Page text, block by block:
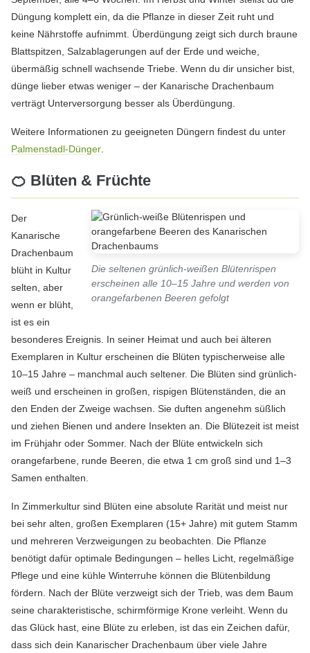
Düngung komplett ein, da die Pflanze in dieser Zeit ruht und
keine Nährstoffe aufnimmt. Überdüngung zeigt sich durch braune
Blattspitzen, Salzablagerungen auf der Erde und weiche,
übermäßig schnell wachsende Triebe. Wenn du dir unsicher bist,
dünge lieber etwas weniger – der Kanarische Drachenbaum
verträgt Unterversorgung besser als Überdüngung.
Weitere Informationen zu geeigneten Düngern findest du unter
Palmenstadl-Dünger
🍊 Blüten & Früchte
Die seltenen grünlich-weißen Blütenrispen
erscheinen alle 10–15 Jahre und werden von
orangefarbenen Beeren gefolgt
Der
Kanarische
Drachenbaum
blüht in Kultur
selten, aber
wenn er blüht,
ist es ein
besonderes Ereignis. In seiner Heimat und auch bei älteren
Exemplaren in Kultur erscheinen die Blüten typischerweise alle
10–15 Jahre – manchmal auch seltener. Die Blüten sind grünlich-
weiß und erscheinen in großen, rispigen Blütenständen, die an
den Enden der Zweige wachsen. Sie duften angenehm süßlich
und ziehen Bienen und andere Insekten an. Die Blütezeit ist meist
im Frühjahr oder Sommer. Nach der Blüte entwickeln sich
orangefarbene, runde Beeren, die etwa 1 cm groß sind und 1–3
Samen enthalten.
In Zimmerkultur sind Blüten eine absolute Rarität und meist nur
bei sehr alten, großen Exemplaren (15+ Jahre) mit gutem Stamm
und mehreren Verzweigungen zu beobachten. Die Pflanze
benötigt dafür optimale Bedingungen – helles Licht, regelmäßige
Pflege und eine kühle Winterruhe können die Blütenbildung
fördern. Nach der Blüte verzweigt sich der Trieb, was dem Baum
seine charakteristische, schirmförmige Krone verleiht. Wenn du
das Glück hast, eine Blüte zu erleben, ist das ein Zeichen dafür,
dass sich dein Kanarischer Drachenbaum über viele Jahre